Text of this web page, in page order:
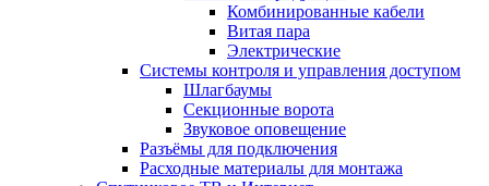
Комбинированные кабели
Витая пара
Электрические
Системы контроля и управления доступом
Шлагбаумы
Секционные ворота
Звуковое оповещение
Разъёмы для подключения
Расходные материалы для монтажа